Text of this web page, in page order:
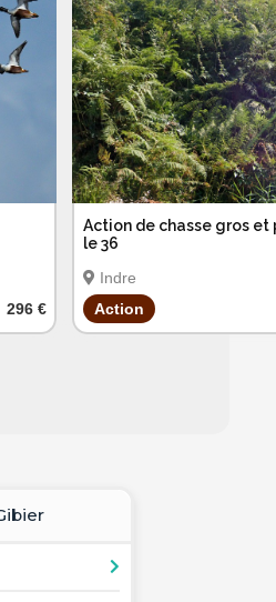
296 €
Action de chasse gros
le 36
Indre
Action